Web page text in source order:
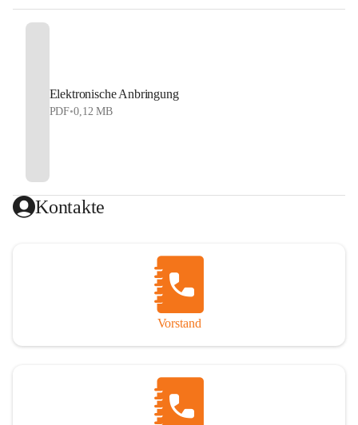
Elektronische Anbringung
PDF•0,12 MB
Kontakte
Vorstand